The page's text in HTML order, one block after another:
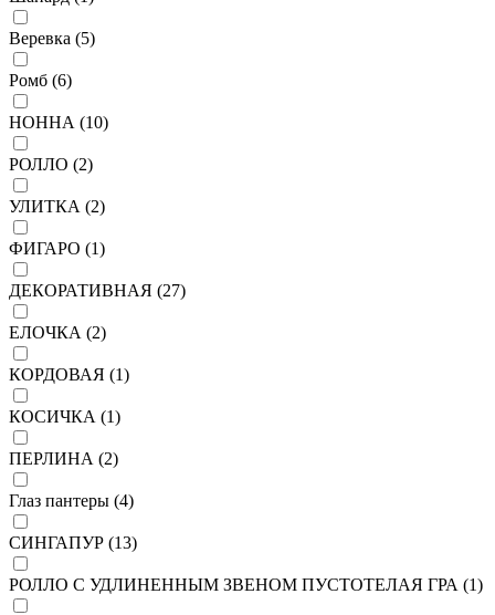
Веревка (5)
Ромб (6)
НОННА (10)
РОЛЛО (2)
УЛИТКА (2)
ФИГАРО (1)
ДЕКОРАТИВНАЯ (27)
ЕЛОЧКА (2)
КОРДОВАЯ (1)
КОСИЧКА (1)
ПЕРЛИНА (2)
Глаз пантеры (4)
СИНГАПУР (13)
РОЛЛО С УДЛИНЕННЫМ ЗВЕНОМ ПУСТОТЕЛАЯ ГРА (1)